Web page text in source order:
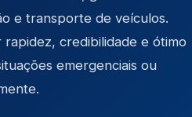
e transporte de veículos.
credibilidade e ótimo
emergenciais ou